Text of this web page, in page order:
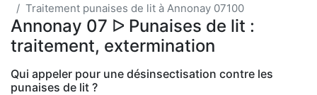
Traitement punaises de lit à Annonay 07100
Annonay 07 ᐅ Punaises de lit :
traitement, extermination
Qui appeler pour une désinsectisation contre les
punaises de lit ?